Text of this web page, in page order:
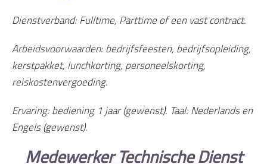
Dienstverband: Fulltime, Parttime of een vast contract.
Arbeidsvoorwaarden: bedrijfsfeesten, bedrijfsopleiding,
kerstpakket, lunchkorting, personeelskorting,
reiskostenvergoeding.
Ervaring: bediening 1 jaar (gewenst). Taal: Nederlands en
Engels (gewenst).
Medewerker Technische Dienst